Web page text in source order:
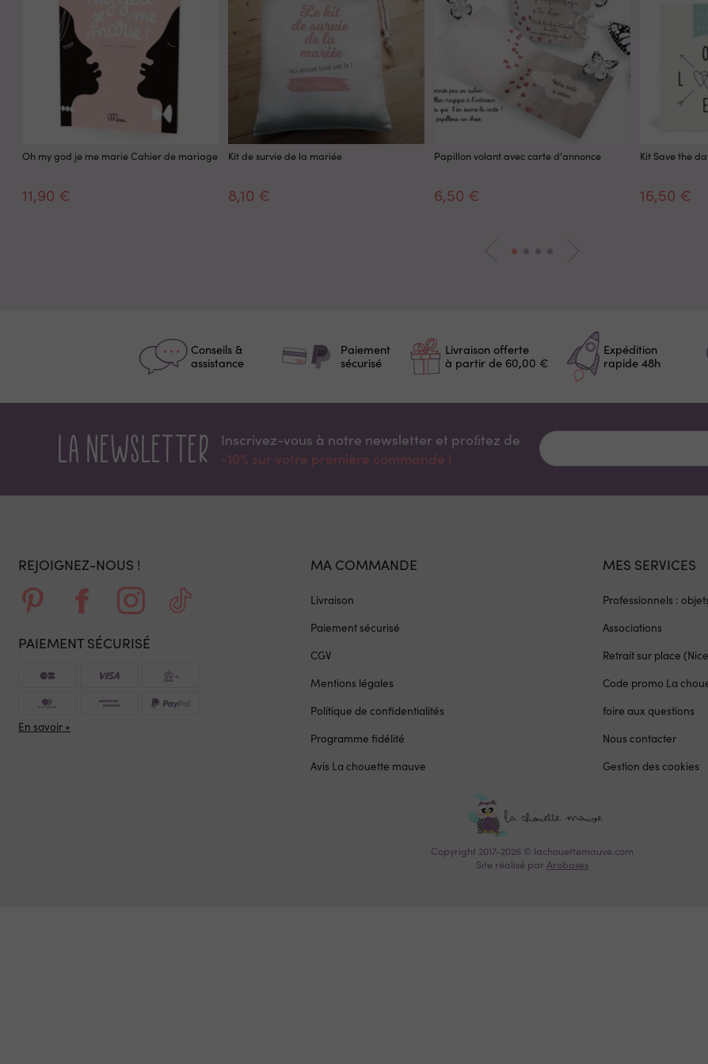
Oh my god je me marie Cahier de mariage
11,90 €
Kit de survie de la mariée
8,10 €
Papillon volant avec carte d'annonce
6,50 €
Kit Save the
16,50 €
Conseils &
assistance
Paiement
sécurisé
Livraison offerte
à partir de 60,00 €
Expédition
rapide 48h
La newsletter
Inscrivez-vous à notre newsletter et proﬁtez de
-10% sur votre première commande !
REJOIGNEZ-NOUS !
PAIEMENT SÉCURISÉ
En savoir +
MA COMMANDE
Livraison
Paiement sécurisé
CGV
Mentions légales
Politique de confidentialités
Programme fidélité
Avis La chouette mauve
MES SERVICES
Professionnels :
Associations
Retrait sur place
Code promo La
foire aux questions
Nous contacter
Gestion des cookies
Copyright 2017-2026 © lachouettemauve.com
Site réalisé par Arobases